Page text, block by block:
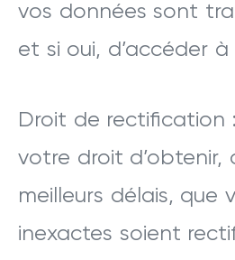
vos données sont
et si oui, d’accéder
Droit de rectification
votre droit d’obtenir,
meilleurs délais, que
inexactes soient